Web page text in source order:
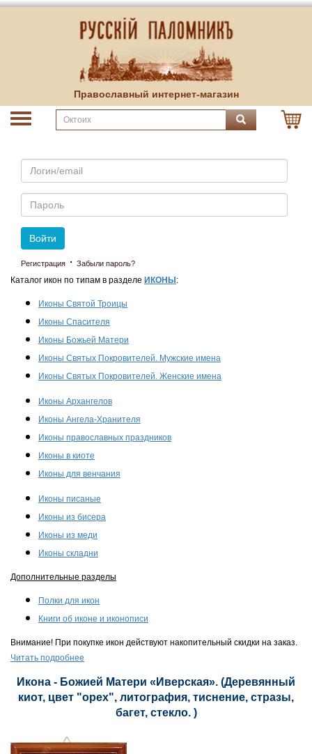
Православный интернет-магазин
Email
Пароль
Войти
Регистрация · Забыли пароль?
Каталог икон по типам в разделе ИКОНЫ :
Иконы Святой Троицы
Иконы Спасителя
Иконы Божьей Матери
Иконы Святых Покровителей. Мужские имена
Иконы Святых Покровителей. Женские имена
Иконы Архангелов
Иконы Ангела-Хранителя
Иконы православных праздников
Иконы в киоте
Иконы для венчания
Иконы писаные
Иконы из бисера
Иконы из меди
Иконы складни
Дополнительные разделы
Полки для икон
Книги об иконе и иконописи
Внимание! При покупке икон действуют накопительный скидки на заказ.
Читать подробнее
Икона - Божией Матери «Иверская». (Деревянный
киот, цвет "орех", литография, тиснение, стразы,
багет, стекло. )